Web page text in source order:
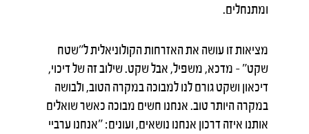
ומתנחלים.
מציאות זו עושה את האזרחות הקולוניאלית ל"שטח
שקט" – מדכא, משפיל, אבל שקט. שילוב זה של דיכוי,
דיכאון ושקט גורם לנו למבוכה במקרה הטוב, ולבושה
במקרה היותר טוב. אנחנו חשים מבוכה כאשר שואלים
אותנו איזה דרכון אנחנו נושאים, ועונים: ״אנחנו ערביי